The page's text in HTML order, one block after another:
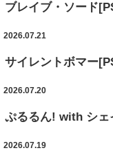
ブレイブ・ソード
2026.07.21
サイレントボマー
2026.07.20
ぷるるん! with シェ
2026.07.19